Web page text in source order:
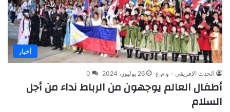
أخبار
الحدث الإفريقي - و.م.ع 26 يوليوز، 2024 0
أطفال العالم يوجهون من الرباط نداء من أجل
السلام